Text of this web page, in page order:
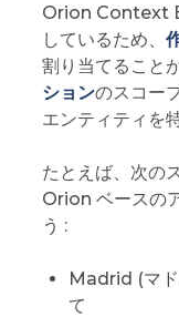
Orion Context
しているため、
割り当てること
ションのスコー
エンティティを
たとえば、次の
Orion ベースの
う :
Madrid (マド
て